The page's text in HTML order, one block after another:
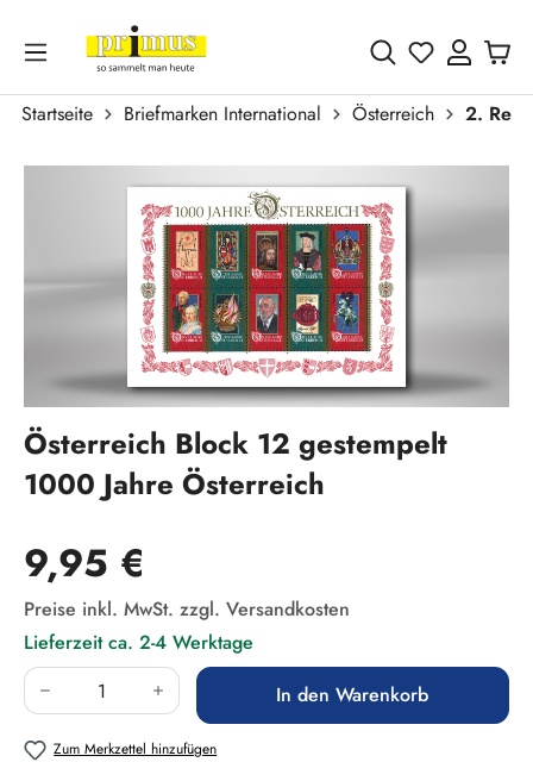
Zum Hauptinhalt springen
Du hast 0
Startseite Briefmarken International Österreich
2.
Bildergalerie überspringen
Österreich Block 12 gestempelt
1000 Jahre Österreich
Regulärer Preis:
9,95 €
Preise inkl. MwSt. zzgl. Versandkosten
Lieferzeit ca. 2-4 Werktage
Produkt Anzahl: Gib den gewünschten Wert
In den Warenkorb
Zum Merkzettel hinzufügen